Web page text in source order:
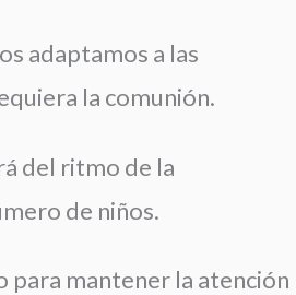
adaptamos a las
la comunión.
del ritmo de la
de niños.
para mantener la atención